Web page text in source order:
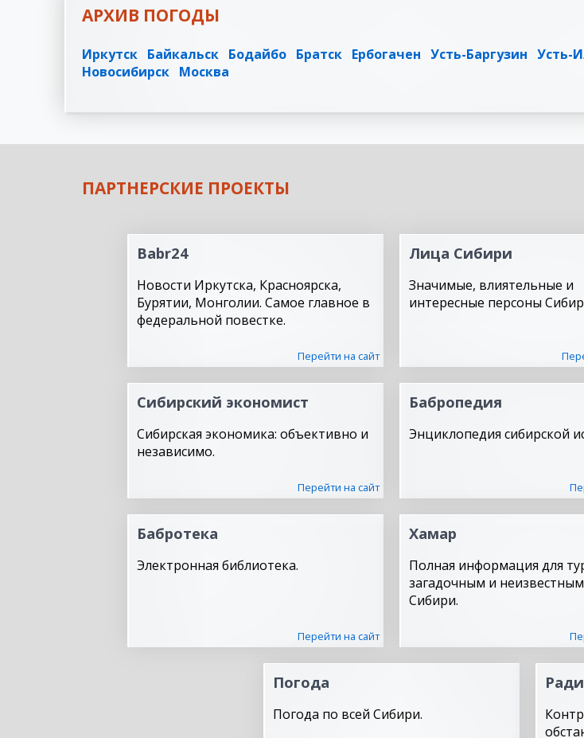
АРХИВ ПОГОДЫ
Иркутск Байкальск Бодайбо Братск Ербогачен Усть-Баргузин Усть-
Новосибирск Москва
ПАРТНЕРСКИЕ ПРОЕКТЫ
Babr24
Новости Иркутска, Красноярска,
Бурятии, Монголии. Самое главное в
федеральной повестке.
Перейти на сайт
Лица Сибири
Значимые, влиятельные и
интересные персоны
Сибирский экономист
Сибирская экономика: объективно и
независимо.
Перейти на сайт
Бабропедия
Энциклопедия сибирской
Бабротека
Электронная библиотека.
Перейти на сайт
Хамар
Полная информация для
загадочным и
Сибири.
Погода
Погода по всей Сибири.